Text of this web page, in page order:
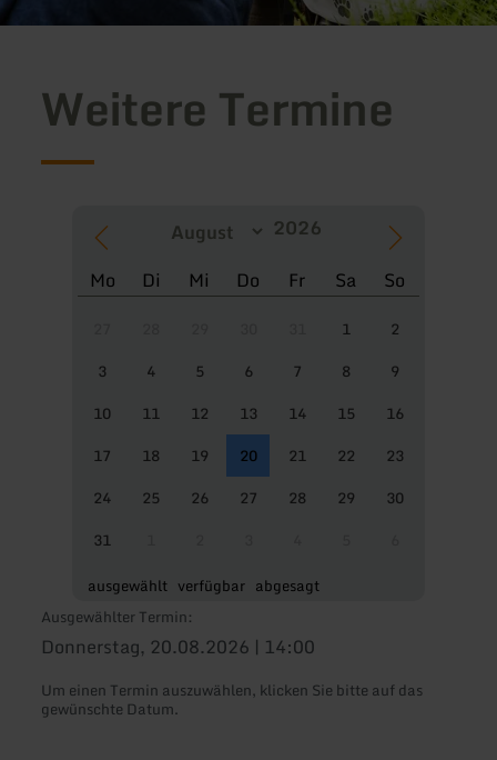
Weitere Termine
Mo Di Mi Do Fr Sa So
1
2
3
4 5 6 7 8
9
10
11 12 13 14 15
16
17
18 19 20 21 22
23
24
25 26 27 28 29
30
31
ausgewählt verfügbar abgesagt
Ausgewählter Termin:
Donnerstag, 20.08.2026 | 14:00
Um einen Termin auszuwählen, klicken Sie bitte auf das
gewünschte Datum.